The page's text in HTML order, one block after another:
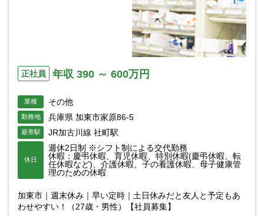
正社員 年収 390 ～ 600万円
業種 その他
勤務地 兵庫県 加東市家原86-5
最寄駅 JR加古川線 社町駅
休日
週休2日制 ※シフト制による交代勤務
休暇：慶弔休暇、育児休暇、特別休暇(慶弔休暇、転
任休暇など)、介護休暇、子の看護休暇、母子健康管
理のための休暇
加東市｜週末休み｜早い定時｜土日休みだと友人と予定もあ
わせやすい！（27歳・男性）【社員募集】